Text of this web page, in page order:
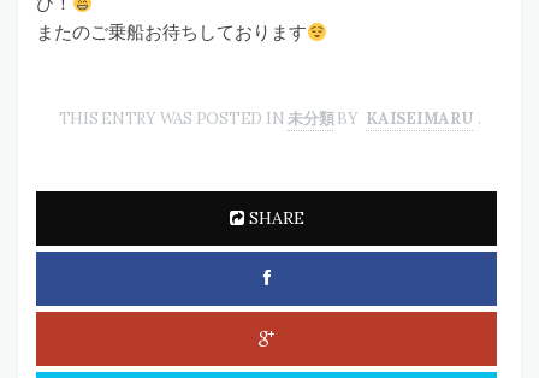
またのご乗船お待ちしております
THIS ENTRY WAS POSTED IN未分類BY KAISEIMARU .
SHARE